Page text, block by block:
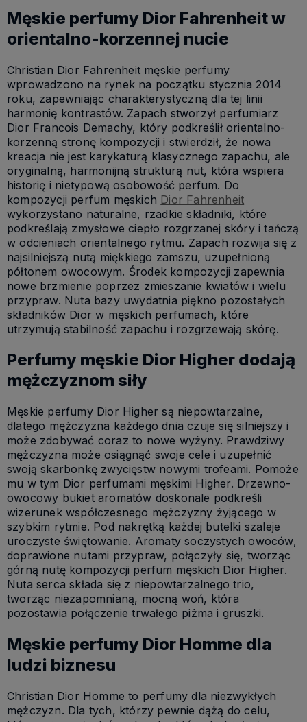
Męskie perfumy Dior Fahrenheit w
orientalno-korzennej nucie
Christian Dior Fahrenheit męskie perfumy
wprowadzono na rynek na początku stycznia 2014
roku, zapewniając charakterystyczną dla tej linii
harmonię kontrastów. Zapach stworzył perfumiarz
Dior Francois Demachy, który podkreślił orientalno-
korzenną stronę kompozycji i stwierdził, że nowa
kreacja nie jest karykaturą klasycznego zapachu, ale
oryginalną, harmonijną strukturą nut, która wspiera
historię i nietypową osobowość perfum. Do
kompozycji perfum męskich Dior Fahrenheit
wykorzystano naturalne, rzadkie składniki, które
podkreślają zmysłowe ciepło rozgrzanej skóry i tańczą
w odcieniach orientalnego rytmu. Zapach rozwija się z
najsilniejszą nutą miękkiego zamszu, uzupełnioną
półtonem owocowym. Środek kompozycji zapewnia
nowe brzmienie poprzez zmieszanie kwiatów i wielu
przypraw. Nuta bazy uwydatnia piękno pozostałych
składników Dior w męskich perfumach, które
utrzymują stabilność zapachu i rozgrzewają skórę.
Perfumy męskie Dior Higher dodają
mężczyznom siły
Męskie perfumy Dior Higher są niepowtarzalne,
dlatego mężczyzna każdego dnia czuje się silniejszy i
może zdobywać coraz to nowe wyżyny. Prawdziwy
mężczyzna może osiągnąć swoje cele i uzupełnić
swoją skarbonkę zwycięstw nowymi trofeami. Pomoże
mu w tym Dior perfumami męskimi Higher. Drzewno-
owocowy bukiet aromatów doskonale podkreśli
wizerunek współczesnego mężczyzny żyjącego w
szybkim rytmie. Pod nakrętką każdej butelki szaleje
uroczyste świętowanie. Aromaty soczystych owoców,
doprawione nutami przypraw, połączyły się, tworząc
górną nutę kompozycji perfum męskich Dior Higher.
Nuta serca składa się z niepowtarzalnego trio,
tworząc niezapomnianą, mocną woń, która
pozostawia połączenie trwałego piżma i gruszki.
Męskie perfumy Dior Homme dla
ludzi biznesu
Christian Dior Homme to perfumy dla niezwykłych
mężczyzn. Dla tych, którzy pewnie dążą do celu,